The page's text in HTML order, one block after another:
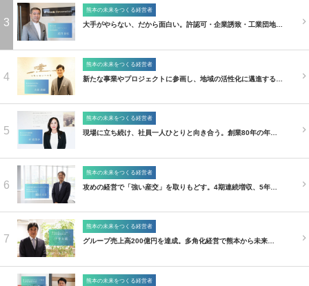
3
熊本の未来をつくる経営者
大手がやらない、だから面白い。許認可・企業誘致・工業団地…
4
熊本の未来をつくる経営者
新たな事業やプロジェクトに参画し、地域の活性化に邁進する…
5
熊本の未来をつくる経営者
現場に立ち続け、社員一人ひとりと向き合う。創業80年の年…
6
熊本の未来をつくる経営者
攻めの経営で「強い産交」を取りもどす。4期連続増収、5年…
7
熊本の未来をつくる経営者
グループ売上高200億円を達成。多角化経営で熊本から未来…
熊本の未来をつくる経営者